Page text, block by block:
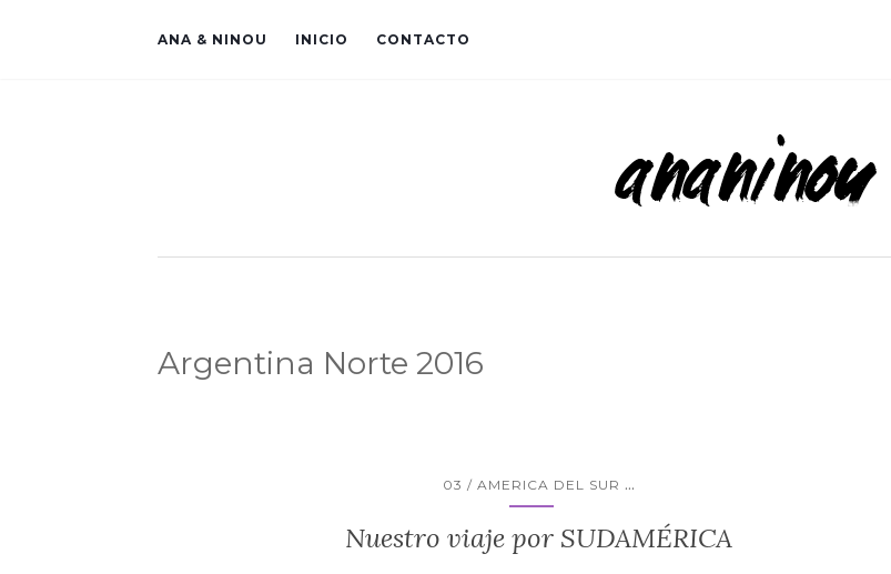
ANA & NINOU INICIO CONTACTO
Argentina Norte 2016
03 / AMERICA DEL SUR ...
Nuestro viaje por SUDAMÉRICA